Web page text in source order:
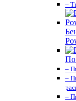
–
–
–
–